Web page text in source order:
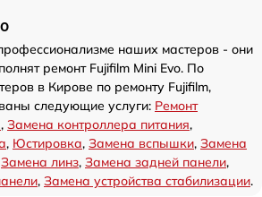
наших мастеров - они
ремонт Fujifilm Mini Evo. По
в Кирове по ремонту Fujifilm,
следующие услуги: Ремонт
, Замена контроллера питания,
, Юстировка, Замена вспышки, Замена
Замена линз, Замена задней панели,
, Замена устройства стабилизации.